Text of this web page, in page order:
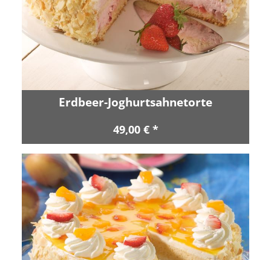
Erdbeer-Joghurtsahnetorte
49,00 € *